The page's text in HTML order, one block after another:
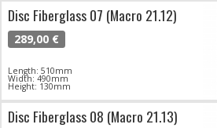
Disc Fiberglass 07 (Macro 21.12)
289,00 €
Length: 510mm
Width: 490mm
Height: 130mm
Disc Fiberglass 08 (Macro 21.13)